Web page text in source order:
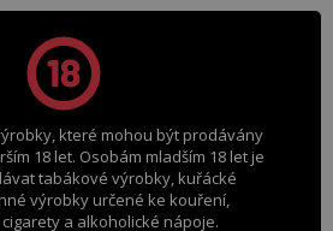
které mohou být prodávány
18 let. Osobám mladším 18 let je
tabákové výrobky, kuřácké
výrobky určené ke kouření,
a alkoholické nápoje.